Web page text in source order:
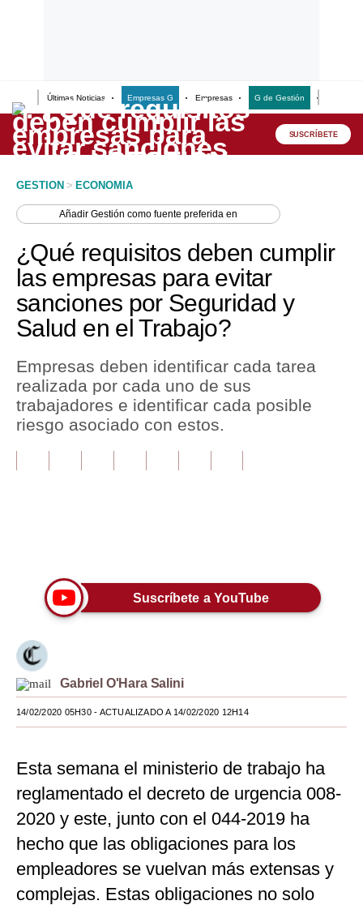
Últimas Noticias Empresas G Empresas G de Gestión
Lo último
Peru Quiosco
Economía
Mercados
Perú
Política
Tu Dinero
Finanzas Personales
Pregunta de hoy
Tendencias
Lujo
Viajes
Mundo
EEUU
México
SUSCRÍBETE
GESTION > ECONOMIA
AñadirGestión como fuente preferida en
¿Qué requisitos deben cumplir
las empresas para evitar
sanciones por Seguridad y
Salud en el Trabajo?
Empresas deben identificar cada tarea
realizada por cada uno de sus
trabajadores e identificar cada posible
riesgo asociado con estos.
Suscríbete a YouTube
Gabriel O'Hara Salini
14/02/2020 05H30- ACTUALIZADO A 14/02/2020 12H14
Esta semana el ministerio de trabajo ha
reglamentado el decreto de urgencia 008-
2020 y este, junto con el 044-2019 ha
hecho que las obligaciones para los
empleadores se vuelvan más extensas y
complejas. Estas obligaciones no solo